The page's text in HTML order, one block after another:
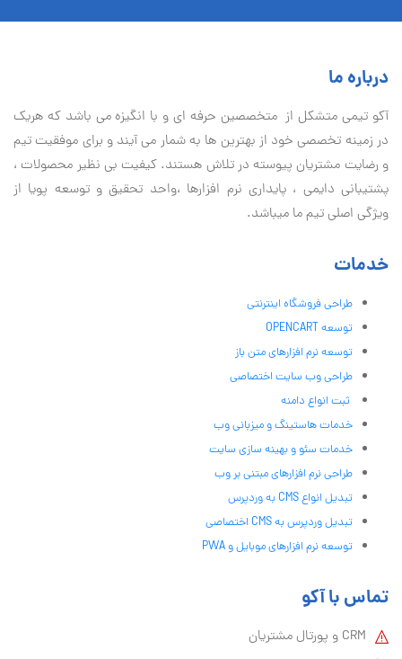
درباره ما
آكو تيمی متشکل از متخصصین حرفه ای و با انگیزه می باشد که هریک
در زمینه تخصصی خود از بهترین ها به شمار می آیند و برای موفقیت تيم
و رضایت مشتریان پیوسته در تلاش هستند. کیفیت بی نظير محصولات ،
پشتیبانی دايمی ، پایداری نرم افزارها ،واحد تحقیق و توسعه پویا از
ویژگی اصلی تیم ما میباشد.
خدمات
طراحی فروشگاه اینترنتی
توسعه OPENCART
توسعه نرم افزارهای متن باز
طراحی وب سایت اختصاصی
ثبت انواع دامنه
خدمات هاستینگ و میزبانی وب
خدمات سئو و بهینه سازی سایت
طراحی نرم افزارهای مبتنی بر وب
تبدیل انواع CMS به وردپرس
تبدیل وردپرس به CMS اختصاصی
توسعه نرم افزارهای موبایل و PWA
تماس با آکو
CRM و پورتال مشتریان